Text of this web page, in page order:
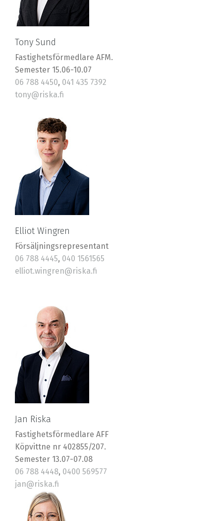
Tony Sund
Fastighetsförmedlare AFM.
Semester 15.06-10.07
06 788 4450, 041 435 7392
tony@riska.fi
Elliot Wingren
Försäljningsrepresentant
06 788 4445, 040 1561565
elliot.wingren@riska.fi
Jan Riska
Fastighetsförmedlare AFF
Köpvittne nr 402855/207.
Semester 13.07-07.08
06 788 4448, 0400 569577
jan@riska.fi